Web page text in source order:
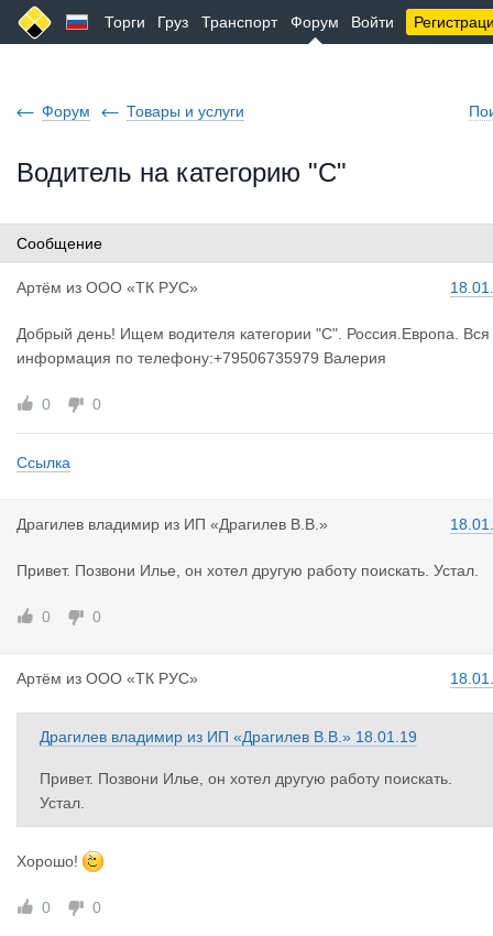
Торги Груз Транспорт Форум Войти
Форум Товары и услуги
Водитель на категорию "С"
Сообщение
Артём из ООО «ТК РУС»
Добрый день! Ищем водителя категории "С". Россия.Европа. Вся
информация по телефону:+79506735979 Валерия
0 0
Ссылка
Драгилев владимир из ИП «Драгилев В.В.»
Привет. Позвони Илье, он хотел другую работу поискать. Устал.
0 0
Артём из ООО «ТК РУС»
Драгилев владимир из ИП «Драгилев В.В.» 18.01.19
Привет. Позвони Илье, он хотел другую работу поискать.
Устал.
Хорошо!
0 0